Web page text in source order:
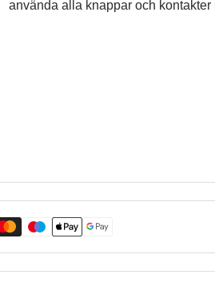
använda alla knappar och